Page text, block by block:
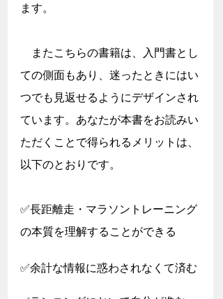
ます。
またこちらの書籍は、入門書とし
ての側面もあり、迷ったときにはい
つでも見返せるようにデザインされ
ています。あなたが本書をお読みい
ただくことで得られるメリットは、
以下のとおりです。
✅長距離走・マラソントレーニング
の本質を理解することができる
✅余計な情報に惑わされなくて済む